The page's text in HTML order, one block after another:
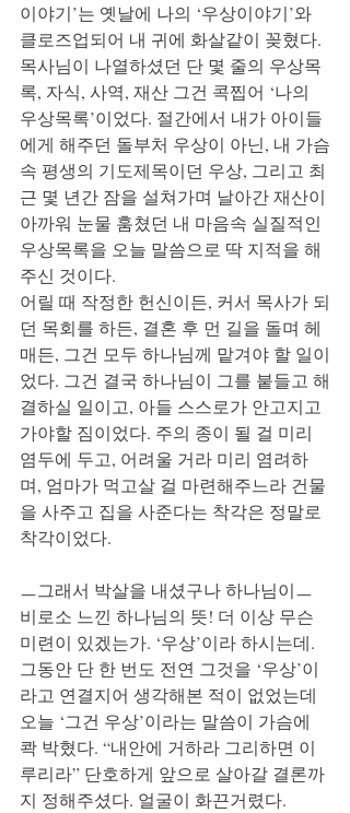
이야기’는 옛날에 나의 ‘우상이야기’와
클로즈업되어 내 귀에 화살같이 꽂혔다.
목사님이 나열하셨던 단 몇 줄의 우상목
록, 자식, 사역, 재산 그건 콕찝어 ‘나의
우상목록’이었다. 절간에서 내가 아이들
에게 해주던 돌부처 우상이 아닌, 내 가슴
속 평생의 기도제목이던 우상, 그리고 최
근 몇 년간 잠을 설쳐가며 날아간 재산이
아까워 눈물 훔쳤던 내 마음속 실질적인
우상목록을 오늘 말씀으로 딱 지적을 해
주신 것이다.
어릴 때 작정한 헌신이든, 커서 목사가 되
던 목회를 하든, 결혼 후 먼 길을 돌며 헤
매든, 그건 모두 하나님께 맡겨야 할 일이
었다. 그건 결국 하나님이 그를 붙들고 해
결하실 일이고, 아들 스스로가 안고지고
가야할 짐이었다. 주의 종이 될 걸 미리
염두에 두고, 어려울 거라 미리 염려하
며, 엄마가 먹고살 걸 마련해주느라 건물
을 사주고 집을 사준다는 착각은 정말로
착각이었다.
ㅡ그래서 박살을 내셨구나 하나님이ㅡ
비로소 느낀 하나님의 뜻! 더 이상 무슨
미련이 있겠는가. ‘우상’이라 하시는데.
그동안 단 한 번도 전연 그것을 ‘우상’이
라고 연결지어 생각해본 적이 없었는데
오늘 ‘그건 우상’이라는 말씀이 가슴에
콱 박혔다. “내안에 거하라 그리하면 이
루리라” 단호하게 앞으로 살아갈 결론까
지 정해주셨다. 얼굴이 화끈거렸다.